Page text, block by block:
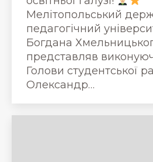
Мелітопольський
педагогічний
Богдана
представляв
Голови студентської
Олександр…